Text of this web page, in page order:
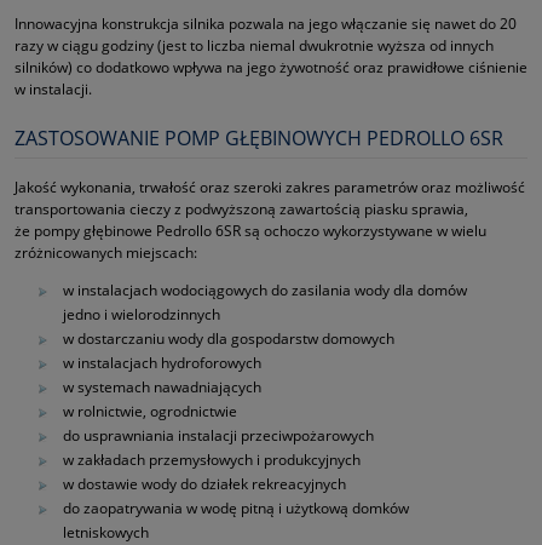
Innowacyjna konstrukcja silnika pozwala na jego włączanie się nawet do 20
razy w ciągu godziny (jest to liczba niemal dwukrotnie wyższa od innych
silników) co dodatkowo wpływa na jego żywotność oraz prawidłowe ciśnienie
w instalacji.
ZASTOSOWANIE POMP GŁĘBINOWYCH PEDROLLO 6SR
Jakość wykonania, trwałość oraz szeroki zakres parametrów oraz możliwość
transportowania cieczy z podwyższoną zawartością piasku sprawia,
że pompy głębinowe Pedrollo 6SR są ochoczo wykorzystywane w wielu
zróżnicowanych miejscach:
w instalacjach wodociągowych do zasilania wody dla domów
jedno i wielorodzinnych
w dostarczaniu wody dla gospodarstw domowych
w instalacjach hydroforowych
w systemach nawadniających
w rolnictwie, ogrodnictwie
do usprawniania instalacji przeciwpożarowych
w zakładach przemysłowych i produkcyjnych
w dostawie wody do działek rekreacyjnych
do zaopatrywania w wodę pitną i użytkową domków
letniskowych